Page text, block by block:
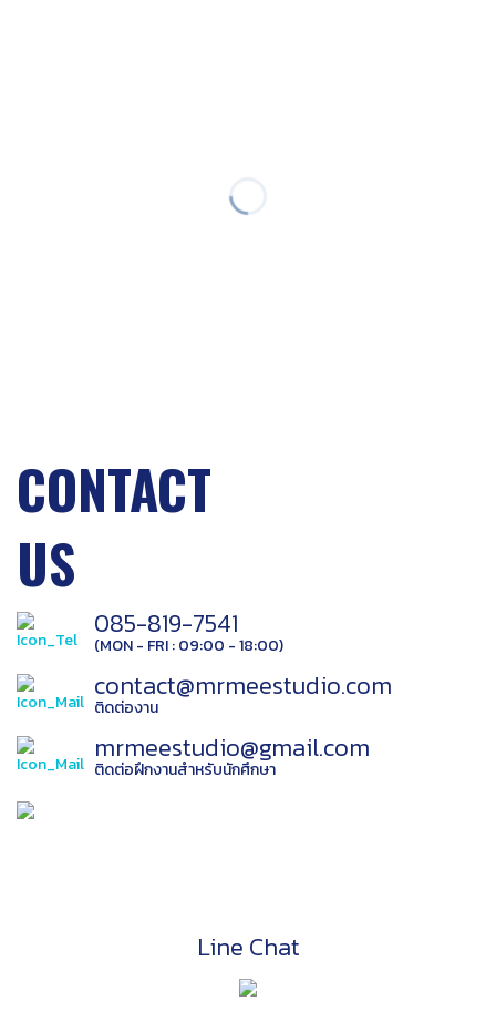
CONTACT
US
085-819-7541
(MON - FRI : 09:00 - 18:00)
contact@mrmeestudio.com
ติดต่องาน
mrmeestudio@gmail.com
ติดต่อฝึกงานสำหรับนักศึกษา
Line Chat